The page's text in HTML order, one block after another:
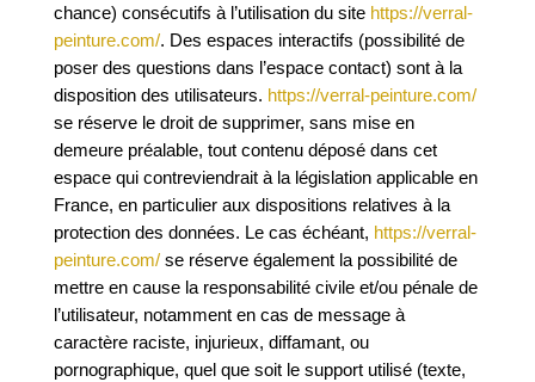
chance) consécutifs à l’utilisation du site https://verral-
peinture.com/. Des espaces interactifs (possibilité de
poser des questions dans l’espace contact) sont à la
disposition des utilisateurs. https://verral-peinture.com/
se réserve le droit de supprimer, sans mise en
demeure préalable, tout contenu déposé dans cet
espace qui contreviendrait à la législation applicable en
France, en particulier aux dispositions relatives à la
protection des données. Le cas échéant, https://verral-
peinture.com/se réserve également la possibilité de
mettre en cause la responsabilité civile et/ou pénale de
l’utilisateur, notamment en cas de message à
caractère raciste, injurieux, diffamant, ou
pornographique, quel que soit le support utilisé (texte,